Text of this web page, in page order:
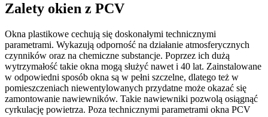
Zalety okien z PCV
Okna plastikowe cechują się doskonałymi technicznymi
parametrami. Wykazują odporność na działanie atmosferycznych
czynników oraz na chemiczne substancje. Poprzez ich dużą
wytrzymałość takie okna mogą służyć nawet i 40 lat. Zainstalowane
w odpowiedni sposób okna są w pełni szczelne, dlatego też w
pomieszczeniach niewentylowanych przydatne może okazać się
zamontowanie nawiewników. Takie nawiewniki pozwolą osiągnąć
cyrkulację powietrza. Poza technicznymi parametrami okna PCV